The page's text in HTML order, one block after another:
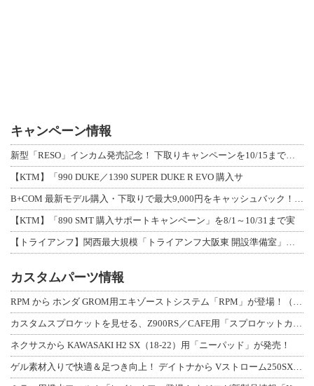
キャンペーン情報
【KTM】「990 DUKE／1390 SUPER DUKE R EVO 購入サ
【KTM】「890 SMT 購入サポートキャンペーン」を8/1～10/31まで実
カスタムパーツ情報
ネクサスから KAWASAKI H2 SX（18-22）用「ニーパッド」が発売！